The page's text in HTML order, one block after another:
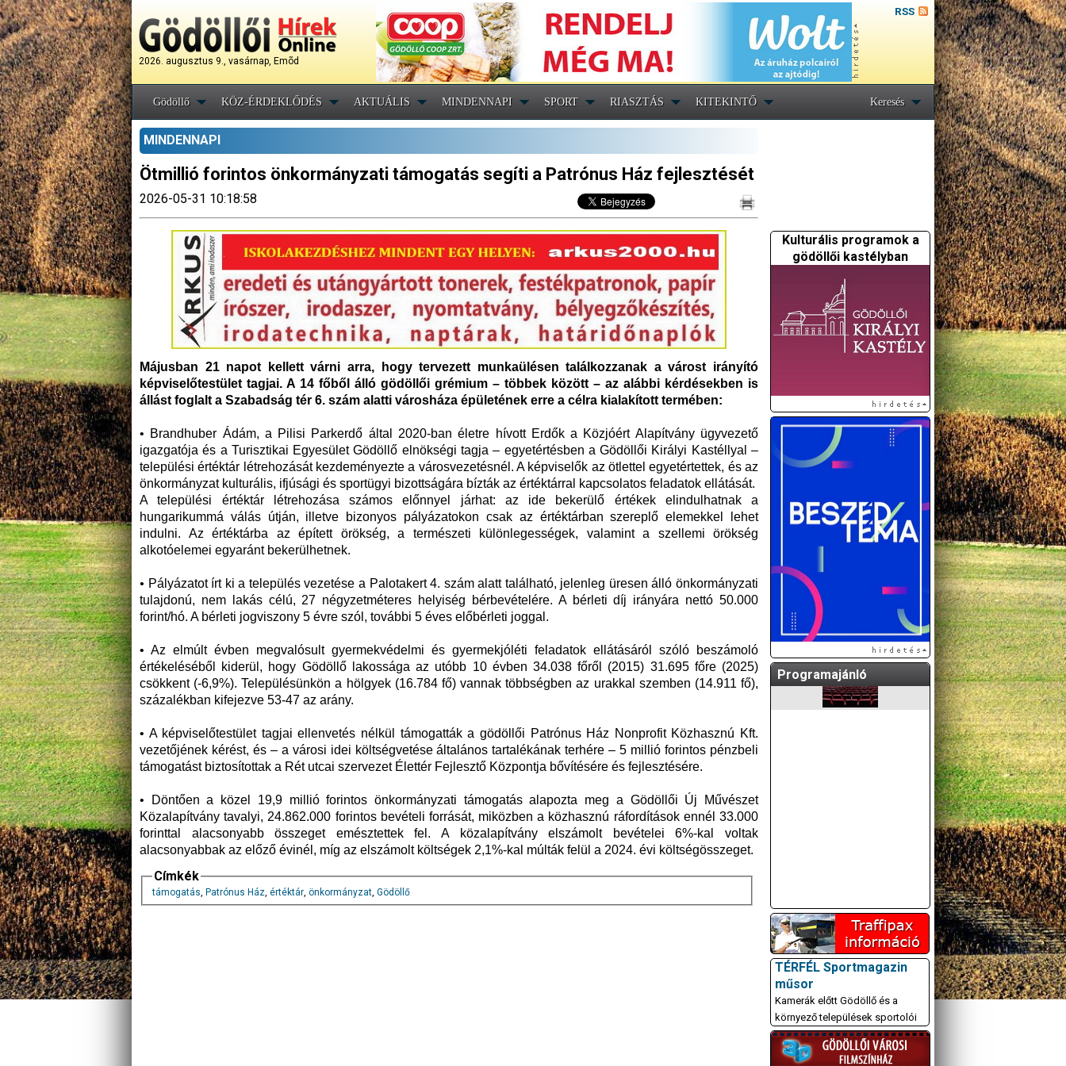
2026. augusztus 9., vasárnap, Emõd
RSS
Gödöllő KÖZ-ÉRDEKLŐDÉS AKTUÁLIS MINDENNAPI SPORT RIASZTÁS KITEKINTŐ Keresés
MINDENNAPI
Ötmillió forintos önkormányzati támogatás segíti a Patrónus Ház fejlesztését
2026-05-31 10:18:58
Májusban 21 napot kellett várni arra, hogy tervezett munkaülésen találkozzanak a várost irányító
képviselőtestület tagjai. A 14 főből álló gödöllői grémium – többek között – az alábbi kérdésekben is
állást foglalt a Szabadság tér 6. szám alatti városháza épületének erre a célra kialakított termében:
• Brandhuber Ádám, a Pilisi Parkerdő által 2020-ban életre hívott Erdők a Közjóért Alapítvány ügyvezető
igazgatója és a Turisztikai Egyesület Gödöllő elnökségi tagja – egyetértésben a Gödöllői Királyi Kastéllyal –
települési értéktár létrehozását kezdeményezte a városvezetésnél. A képviselők az ötlettel egyetértettek, és az
önkormányzat kulturális, ifjúsági és sportügyi bizottságára bízták az értéktárral kapcsolatos feladatok ellátását.
A települési értéktár létrehozása számos előnnyel járhat: az ide bekerülő értékek elindulhatnak a
hungarikummá válás útján, illetve bizonyos pályázatokon csak az értéktárban szereplő elemekkel lehet
indulni. Az értéktárba az épített örökség, a természeti különlegességek, valamint a szellemi örökség
alkotóelemei egyaránt bekerülhetnek.
• Pályázatot írt ki a település vezetése a Palotakert 4. szám alatt található, jelenleg üresen álló önkormányzati
tulajdonú, nem lakás célú, 27 négyzetméteres helyiség bérbevételére. A bérleti díj irányára nettó 50.000
forint/hó. A bérleti jogviszony 5 évre szól, további 5 éves előbérleti joggal.
• Az elmúlt évben megvalósult gyermekvédelmi és gyermekjóléti feladatok ellátásáról szóló beszámoló
értékeléséből kiderül, hogy Gödöllő lakossága az utóbb 10 évben 34.038 főről (2015) 31.695 főre (2025)
csökkent (-6,9%). Településünkön a hölgyek (16.784 fő) vannak többségben az urakkal szemben (14.911 fő),
százalékban kifejezve 53-47 az arány.
• A képviselőtestület tagjai ellenvetés nélkül támogatták a gödöllői Patrónus Ház Nonprofit Közhasznú Kft.
vezetőjének kérést, és – a városi idei költségvetése általános tartalékának terhére – 5 millió forintos pénzbeli
támogatást biztosítottak a Rét utcai szervezet Élettér Fejlesztő Központja bővítésére és fejlesztésére.
• Döntően a közel 19,9 millió forintos önkormányzati támogatás alapozta meg a Gödöllői Új Művészet
Közalapítvány tavalyi, 24.862.000 forintos bevételi forrását, miközben a közhasznú ráfordítások ennél 33.000
forinttal alacsonyabb összeget emésztettek fel. A közalapítvány elszámolt bevételei 6%-kal voltak
alacsonyabbak az előző évinél, míg az elszámolt költségek 2,1%-kal múlták felül a 2024. évi költségösszeget.
Címkék
támogatás, Patrónus Ház, értéktár, önkormányzat, Gödöllő
Kulturális programok a
gödöllői kastélyban
Programajánló
A GÖDÖLLŐI ÉS
KULTURÁLIS- ÉS
SPORTPROGRAMOKAT
KÖZÖSSÉGI
OLDALUNKON TESSZÜK
KÖZZÉ!
TÉRFÉL Sportmagazin
műsor
Kamerák előtt Gödöllő és a
környező települések sportolói